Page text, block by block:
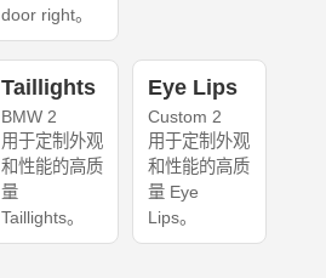
door right。
Taillights
BMW 2
用于定制外观
和性能的高质
量
Taillights。
Eye Lips
Custom 2
用于定制外观
和性能的高质
量 Eye
Lips。